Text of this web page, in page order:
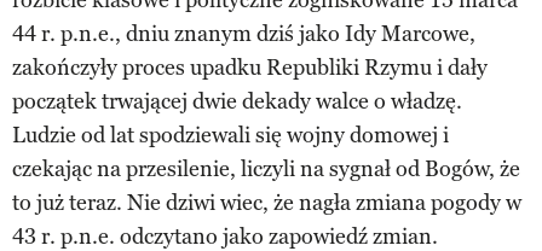
44 r. p.n.e., dniu znanym dziś jako Idy Marcowe,
zakończyły proces upadku Republiki Rzymu i dały
początek trwającej dwie dekady walce o władzę.
Ludzie od lat spodziewali się wojny domowej i
czekając na przesilenie, liczyli na sygnał od Bogów, że
to już teraz. Nie dziwi wiec, że nagła zmiana pogody w
43 r. p.n.e. odczytano jako zapowiedź zmian.